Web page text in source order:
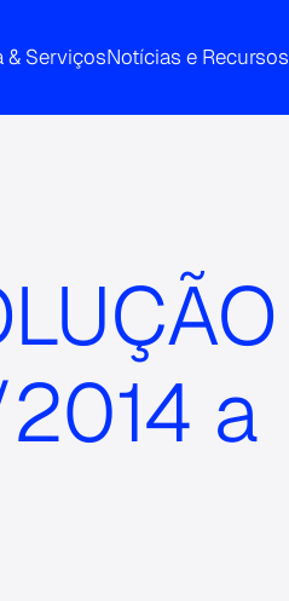
& ServiçosNotícias e Recursos
a